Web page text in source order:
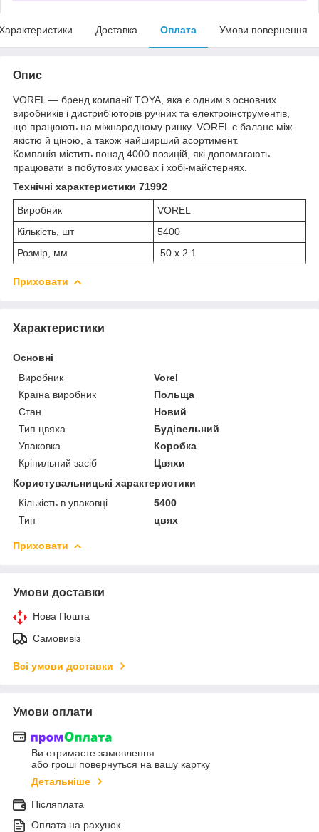
Доставка Оплата Умови повернення
Опис
VOREL — бренд компанії TOYA, яка є одним з основних
виробників і дистриб'юторів ручних та електроінструментів,
що працюють на міжнародному ринку. VOREL є баланс між
якістю й ціною, а також найширший асортимент.
Компанія містить понад 4000 позицій, які допомагають
працювати в побутових умовах і хобі-майстернях.
Технічні характеристики 71992
Виробник
VOREL
Кількість, шт
5400
Розмір, мм
50 х 2.1
Приховати
Характеристики
Основні
Виробник
Vorel
Країна виробник
Польща
Стан
Новий
Тип цвяха
Будівельний
Упаковка
Коробка
Кріпильний засіб
Цвяхи
Користувальницькі характеристики
Кількість в упаковці
5400
Тип
цвях
Приховати
Умови доставки
Нова Пошта
Самовивіз
Всі умови доставки
Умови оплати
Ви отримаєте замовлення
або гроші повернуться на вашу картку
Детальніше
Післяплата
Оплата на рахунок